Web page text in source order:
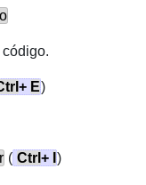
+ E)
( Ctrl + )